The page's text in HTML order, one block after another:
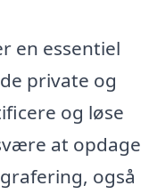
en essentiel
private og
og løse
at opdage
også